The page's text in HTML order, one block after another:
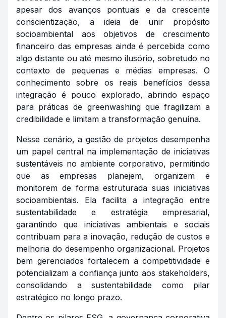
apesar dos avanços pontuais e da crescente
conscientização, a ideia de unir propósito
socioambiental aos objetivos de crescimento
financeiro das empresas ainda é percebida como
algo distante ou até mesmo ilusório, sobretudo no
contexto de pequenas e médias empresas. O
conhecimento sobre os reais benefícios dessa
integração é pouco explorado, abrindo espaço
para práticas de greenwashing que fragilizam a
credibilidade e limitam a transformação genuína.
Nesse cenário, a gestão de projetos desempenha
um papel central na implementação de iniciativas
sustentáveis no ambiente corporativo, permitindo
que as empresas planejem, organizem e
monitorem de forma estruturada suas iniciativas
socioambientais. Ela facilita a integração entre
sustentabilidade e estratégia empresarial,
garantindo que iniciativas ambientais e sociais
contribuam para a inovação, redução de custos e
melhoria do desempenho organizacional. Projetos
bem gerenciados fortalecem a competitividade e
potencializam a confiança junto aos stakeholders,
consolidando a sustentabilidade como pilar
estratégico no longo prazo.